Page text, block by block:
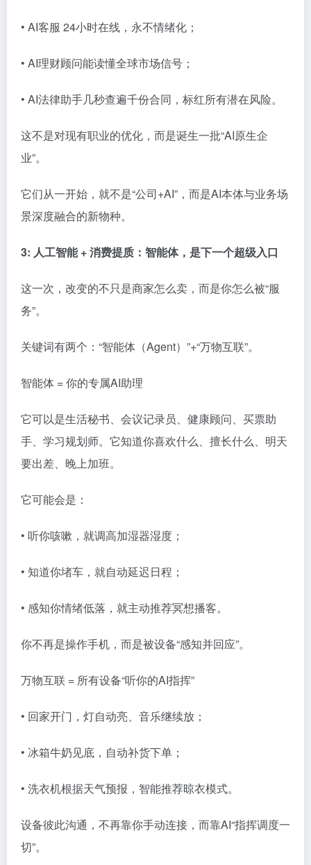
• AI客服 24小时在线，永不情绪化；
• AI理财顾问能读懂全球市场信号；
• AI法律助手几秒查遍千份合同，标红所有潜在风险。
这不是对现有职业的优化，而是诞生一批“AI原生企
业”。
它们从一开始，就不是“公司+AI”，而是AI本体与业务场
景深度融合的新物种。
3: 人工智能 + 消费提质：智能体，是下一个超级入口
这一次，改变的不只是商家怎么卖，而是你怎么被“服
务”。
关键词有两个：“智能体（Agent）”+“万物互联”。
智能体 = 你的专属AI助理
它可以是生活秘书、会议记录员、健康顾问、买票助
手、学习规划师。它知道你喜欢什么、擅长什么、明天
要出差、晚上加班。
它可能会是：
• 听你咳嗽，就调高加湿器湿度；
• 知道你堵车，就自动延迟日程；
• 感知你情绪低落，就主动推荐冥想播客。
你不再是操作手机，而是被设备“感知并回应”。
万物互联 = 所有设备“听你的AI指挥”
• 回家开门，灯自动亮、音乐继续放；
• 冰箱牛奶见底，自动补货下单；
• 洗衣机根据天气预报，智能推荐晾衣模式。
设备彼此沟通，不再靠你手动连接，而靠AI“指挥调度一
切”。